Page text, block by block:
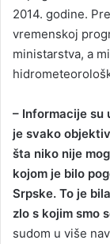
2014. godine.
vremenskoj
ministarstva, a
– Informacije su
je svako
šta niko nije
kojom je bilo
Srpske. To je
zlo s kojim smo
sudom u više